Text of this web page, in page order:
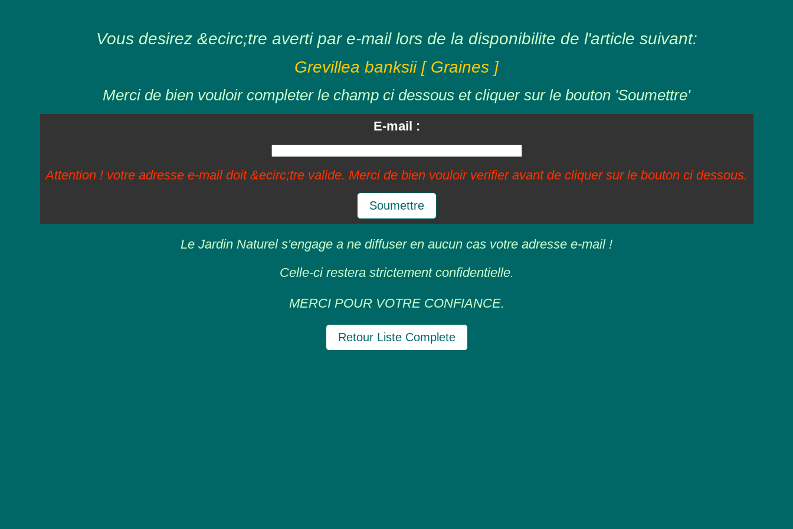
Vous desirez &ecirc;tre averti par e-mail lors de la disponibilite de l'article suivant:
Grevillea banksii [ Graines ]
Merci de bien vouloir completer le champ ci dessous et cliquer sur le bouton 'Soumettre'
E-mail :
Attention ! votre adresse e-mail doit &ecirc;tre valide. Merci de bien vouloir verifier avant de cliquer sur le bouton ci dessous.
Soumettre
Le Jardin Naturel s'engage a ne diffuser en aucun cas votre adresse e-mail !
Celle-ci restera strictement confidentielle.
MERCI POUR VOTRE CONFIANCE.
Retour Liste Complete